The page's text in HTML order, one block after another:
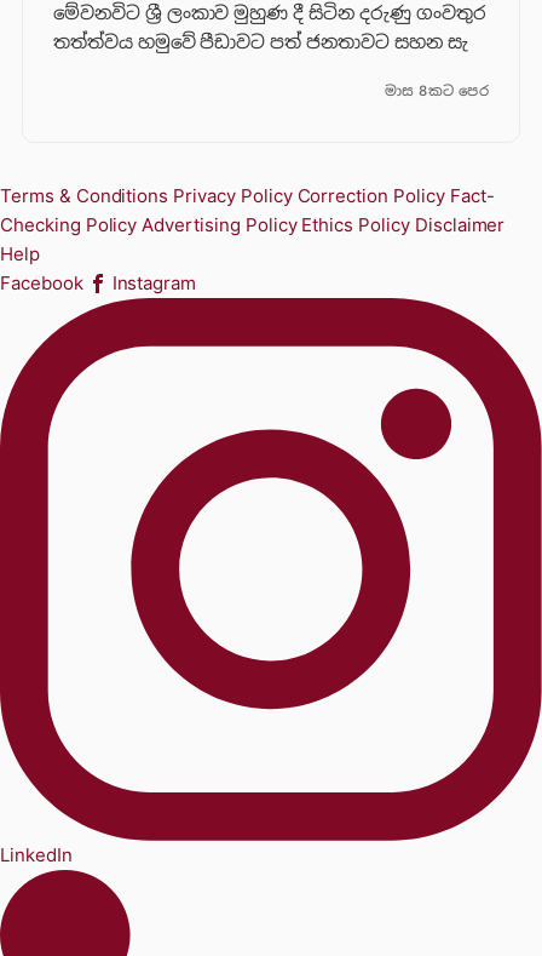
මේවනවිට ශ්‍රී ලංකාව මුහුණ දී සිටින දරුණු ගංවතුර
තත්ත්වය හමුවේ පීඩාවට පත් ජනතාවට සහන සැ
මාස 8කට පෙර
Terms & Conditions Privacy Policy Correction Policy Fact-
Checking Policy Advertising Policy Ethics Policy Disclaimer
Help
Facebook
Instagram
LinkedIn